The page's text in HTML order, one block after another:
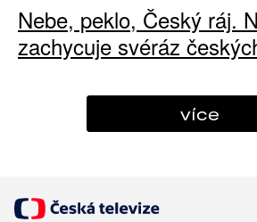
Nebe, peklo, Český ráj.
zachycuje svéráz
více